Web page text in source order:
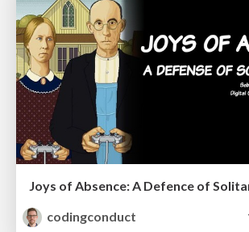
Joys of Absence: A Defence of
codingconduct